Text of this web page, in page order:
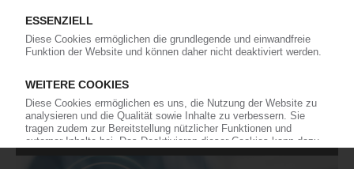
Fragen und Antworten: Was Kunst­stoff­verarbeiter wissen müssen,
Themenkomplex Force Majeure, Corona und Kunststoff-
Preisentwicklung sowie Tipps für die Praxis.
Newsletter